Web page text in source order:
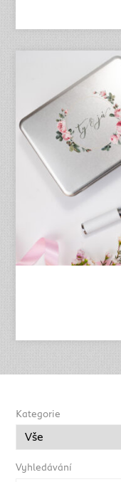
Kategorie
Vyhledávání